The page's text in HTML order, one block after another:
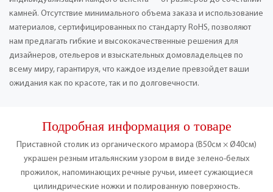
камней. Отсутствие минимального объема заказа и использование
материалов, сертифицированных по стандарту RoHS, позволяют
нам предлагать гибкие и высококачественные решения для
дизайнеров, отельеров и взыскательных домовладельцев по
всему миру, гарантируя, что каждое изделие превзойдет ваши
ожидания как по красоте, так и по долговечности.
Подробная информация о товаре
Приставной столик из органического мрамора (В50см × Ø40см)
украшен резным итальянским узором в виде зелено-белых
прожилок, напоминающих речные ручьи, имеет сужающиеся
цилиндрические ножки и полированную поверхность.